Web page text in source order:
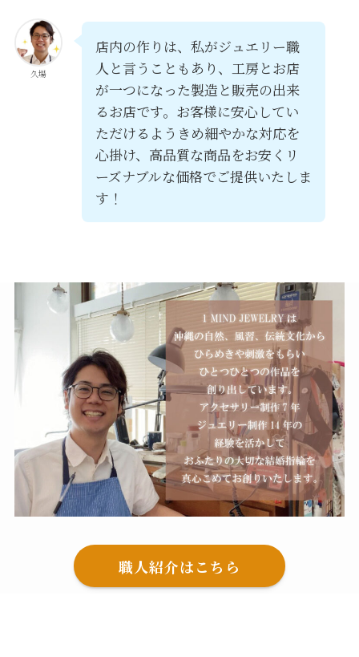
久場
店内の作りは、私がジュエリー職
人と言うこともあり、工房とお店
が一つになった製造と販売の出来
るお店です。お客様に安心してい
ただけるようきめ細やかな対応を
心掛け、高品質な商品をお安くリ
ーズナブルな価格でご提供いたしま
す！
職人紹介はこちら